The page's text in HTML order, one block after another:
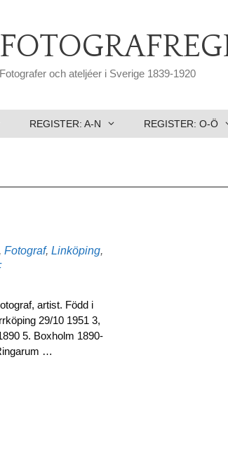
Fotografer och ateljéer i Sverige 1839-1920
REGISTER: A-N REGISTER: O-Ö
Fotograf, Linköping,
artist. Född i
29/10 1951 3,
5. Boxholm 1890-
…